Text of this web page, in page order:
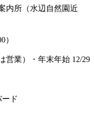
内所（水辺自然園近
）
営業）・年末年始 12/29
ード